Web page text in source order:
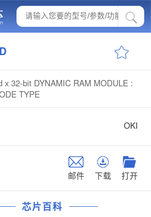
x 32-bit DYNAMIC RAM MODULE :
TYPE
OKI
邮件 下载 打开
芯片百科